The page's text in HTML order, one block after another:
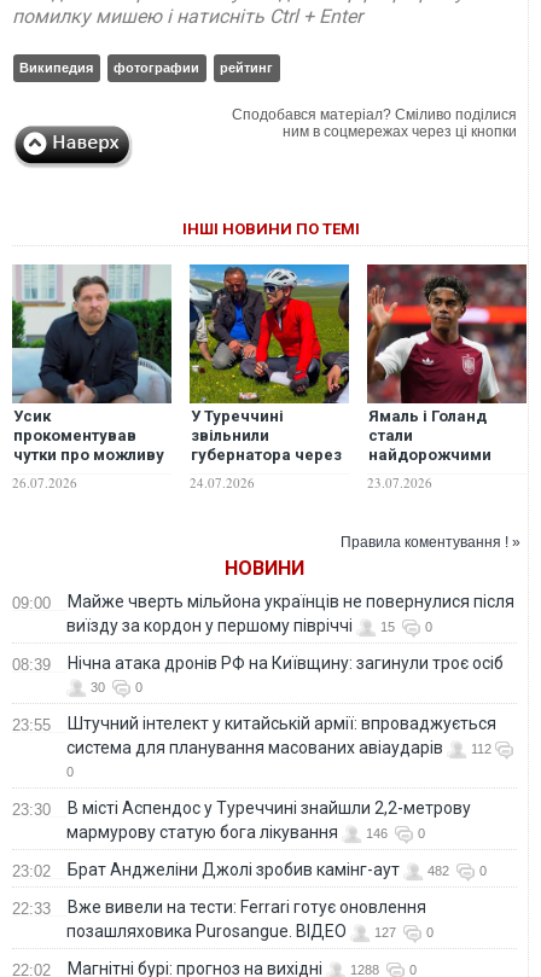
помилку мишею і натисніть Ctrl + Enter
Википедия фотографии рейтинг
Сподобався матеріал? Сміливо поділися
ним в соцмережах через ці кнопки
ІНШІ НОВИНИ ПО ТЕМІ
Усик
прокоментував
чутки про можливу
виборах
26.07.2026
У Туреччині
звільнили
губернатора через
велосипедних
24.07.2026
Ямаль і Голанд
стали
найдорожчими
ЧС-2026
23.07.2026
Правила коментування ! »
НОВИНИ
09:00
Майже чверть мільйона українців не повернулися після
виїзду за кордон у першому півріччі
15 0
08:39 Нічна атака дронів РФ на Київщину: загинули троє осіб
30 0
23:55
Штучний інтелект у китайській армії: впроваджується
система для планування масованих авіаударів
112
0
23:30
В місті Аспендос у Туреччині знайшли 2,2-метрову
мармурову статую бога лікування
146 0
23:02 Брат Анджеліни Джолі зробив камінг-аут 482 0
22:33
Вже вивели на тести: Ferrari готує оновлення
позашляховика Purosangue. ВІДЕО
127 0
22:02 Магнітні бурі: прогноз на вихідні 1288 0